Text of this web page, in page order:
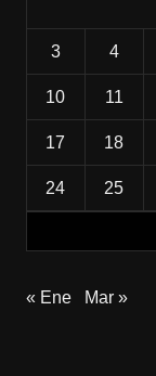
3 4
10 11
17 18
24 25
« Ene Mar »